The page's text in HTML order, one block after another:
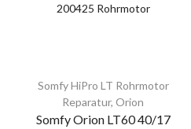
Somfy HiPro LT Rohrmotor
Reparatur, Orion
Somfy Orion LT60 40/17